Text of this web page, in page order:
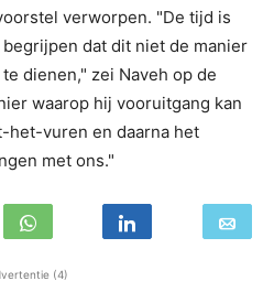
verworpen. "De tijd is
dat dit niet de manier
dienen," zei Naveh op de
waarop hij vooruitgang kan
het-vuren en daarna het
met ons."
(4)